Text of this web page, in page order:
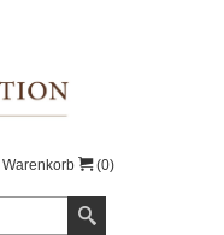
Warenkorb (0)